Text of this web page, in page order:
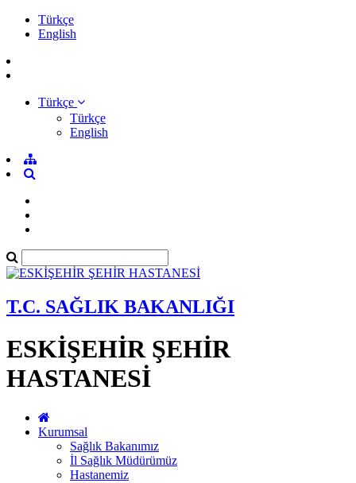
Türkçe
English
Türkçe
Türkçe
English
T.C. SAĞLIK BAKANLIĞI
ESKİŞEHİR ŞEHİR
HASTANESİ
Kurumsal
Sağlık Bakanımız
İl Sağlık Müdürümüz
Hastanemiz